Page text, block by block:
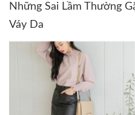
Những Sai Lầm Thường
Váy Da